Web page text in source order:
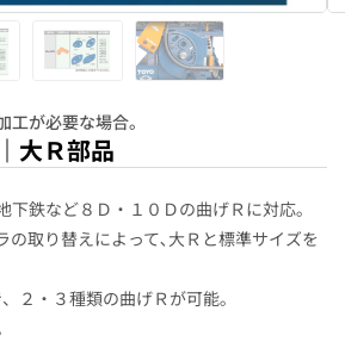
が必要な場合。
大Ｒ部品
下鉄など８Ｄ・１０Ｄの曲げＲに対応｡
の取り替えによって､大Ｒと標準サイズを
２・３種類の曲げＲが可能｡